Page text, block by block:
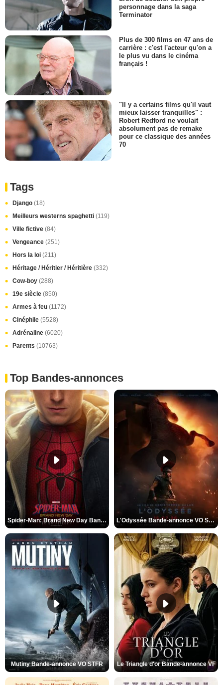
personnage dans la saga
Terminator
Plus de 300 films en 47 ans de
carrière : c'est l'acteur qu'on a
le plus vu dans le cinéma
français !
"Il y a certains films qu'il vaut
mieux laisser tranquilles" :
Robert Redford ne voulait
absolument pas de remake
pour ce classique des années
70
Tags
Django (18)
Meilleurs westerns spaghetti (119)
Ville fictive (84)
Vengeance (251)
Hors la loi (211)
Héritage / Héritier / Héritière (332)
Cow-boy (288)
19e siècle (850)
Armes à feu (1172)
Cinéphile (5528)
Adrénaline (6020)
Parents (10763)
Top Bandes-annonces
Spider-Man: Brand New Day Bande-annonce VO STFR L'Odyssée Bande-annonce VO STFR
Mutiny Bande-annonce VO STFR Le Triangle d'or Bande-annonce VF